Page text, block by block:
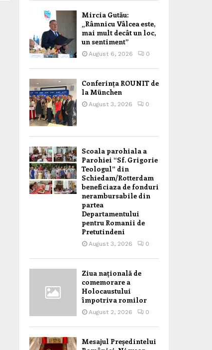
Mircia Gutău:
„Râmnicu Vâlcea este,
mai mult decât un loc,
un sentiment”
August 6, 2026 0
Conferința ROUNIT de
la München
August 3, 2026 0
Scoala parohiala a
Parohiei “Sf. Grigorie
Teologul” din
Schiedam/Rotterdam
beneficiaza de fonduri
nerambursabile din
partea
Departamentului
pentru Romanii de
Pretutindeni
August 3, 2026 0
Ziua națională de
comemorare a
Holocaustului
împotriva romilor
August 2, 2026 0
Mesajul Președintelui